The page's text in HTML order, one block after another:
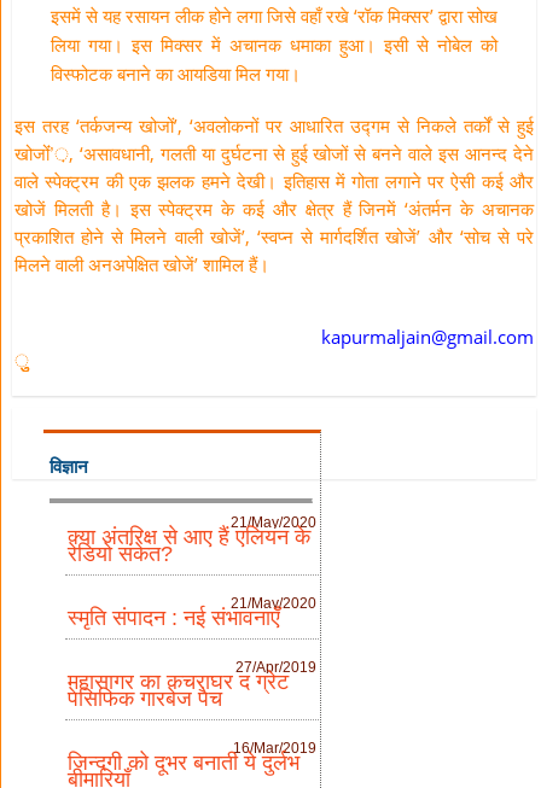
इसमें से यह रसायन लीक होने लगा जिसे वहाँ रखे ‘रॉक मिक्सर’ द्वारा सोख
लिया गया। इस मिक्सर में अचानक धमाका हुआ। इसी से नोबेल को
विस्फोटक बनाने का आयडिया मिल गया।
इस तरह ‘तर्कजन्य खोजों’, ‘अवलोकनों पर आधारित उद्गम से निकले तर्कों से हुई
खोजोंं’़, ‘असावधानी, गलती या दुर्घटना से हुई खोजों से बनने वाले इस आनन्द देने
वाले स्पेक्ट्रम की एक झलक हमने देखी। इतिहास में गोता लगाने पर ऐसी कई और
खोजें मिलती है। इस स्पेक्ट्रम के कई और क्षेत्र हैं जिनमें ‘अंतर्मन के अचानक
प्रकाशित होने से मिलने वाली खोजें’, ‘स्वप्न से मार्गदर्शित खोजें’ और ‘सोच से परे
मिलने वाली अनअपेक्षित खोजें’ शामिल हैं।
kapurmaljain@gmail.com
ुुु
विज्ञान
21/May/2020
क्या अंतरिक्ष से आए हैं एलियन के
रेडियो संकेत?
21/May/2020
स्मृति संपादन : नई संभावनाएँ
27/Apr/2019
महासागर का कचराघर द ग्रेट
पेसिफिक गारबेज पैच
16/Mar/2019
जिन्दगी को दूभर बनाती ये दुर्लभ
बीमारियाँ